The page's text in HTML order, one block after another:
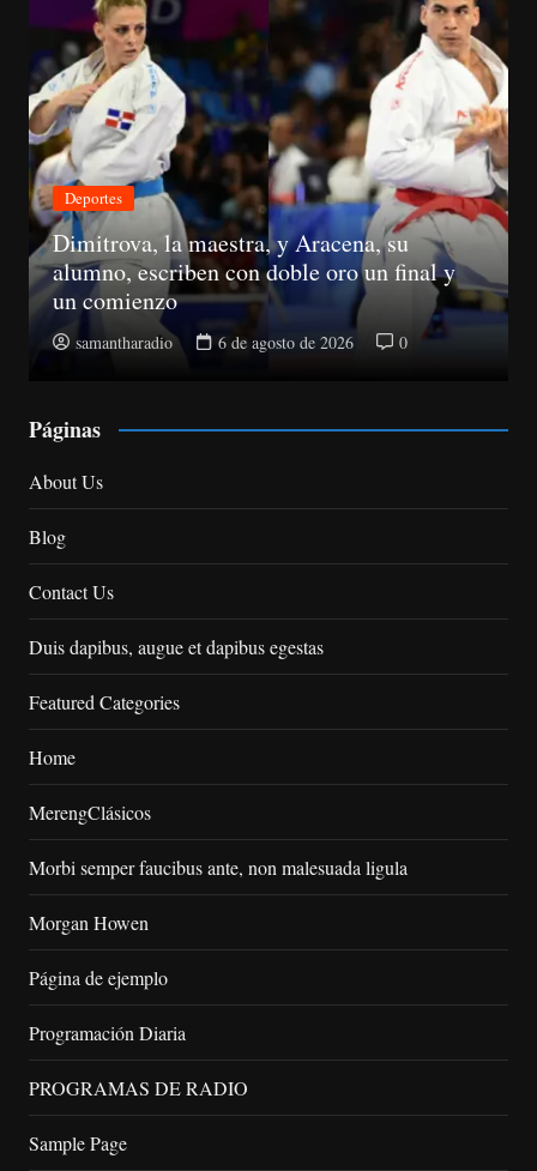
su
oro un final y
0
Económica
Suspenden registros de
Estado a 10 senadores
samantharadio 5 de agosto de
Páginas
About Us
Blog
Contact Us
Duis dapibus, augue et dapibus egestas
Featured Categories
Home
MerengClásicos
Morbi semper faucibus ante, non malesuada ligula
Morgan Howen
Página de ejemplo
Programación Diaria
PROGRAMAS DE RADIO
Sample Page